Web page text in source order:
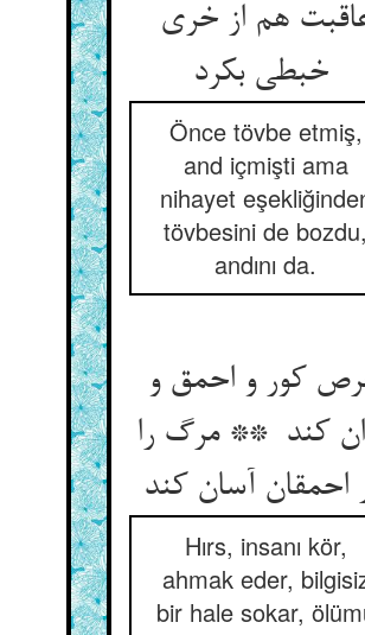
هم از خری
Önce tövbe etmiş,
and içmişti ama
nihayet
tövbesini de bozdu,
andını da.
کور و احمق و
کند ** مرگ را
Hırs, insanı kör,
ahmak eder,
bir hale sokar,